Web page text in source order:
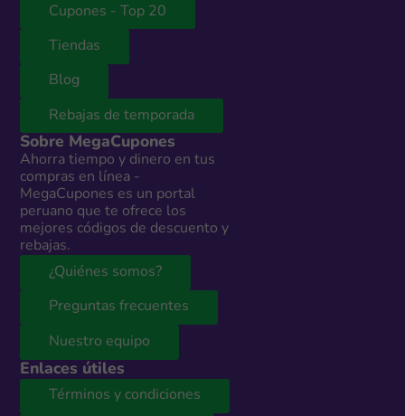
Cupones - Top 20
Tiendas
Blog
Rebajas de temporada
Sobre MegaCupones
Ahorra tiempo y dinero en tus
compras en línea -
MegaCupones es un portal
peruano que te ofrece los
mejores códigos de descuento y
rebajas.
¿Quiénes somos?
Preguntas frecuentes
Nuestro equipo
Enlaces útiles
Términos y condiciones